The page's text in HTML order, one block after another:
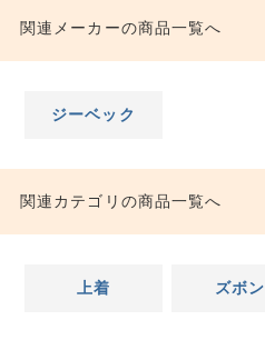
関連メーカーの商品一覧へ
ジーベック
関連カテゴリの商品一覧へ
上着 ズボン